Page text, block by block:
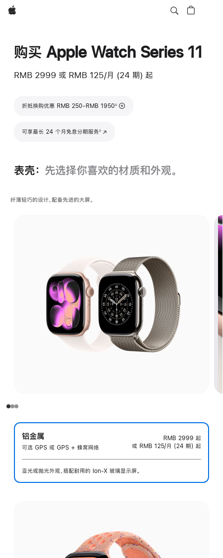
Apple
购买 Apple Watch Series 11
RMB 2999 或 RMB 125/月 (24 期) 起
折抵换购优惠 RMB 250-RMB 1950
脚注
∆
可享最长 24 个月免息分期服务◊
(在新窗口中打开)
表壳： 先选择你喜欢的材质和外观。
纤薄轻巧的设计，配备先进的大屏。
铝金属
可选 GPS 或 GPS + 蜂窝网络
RMB 2999 起
或 RMB 125/月 (24 期) 起
亚光或抛光外观，搭配耐用的 Ion-X 玻璃显示屏。